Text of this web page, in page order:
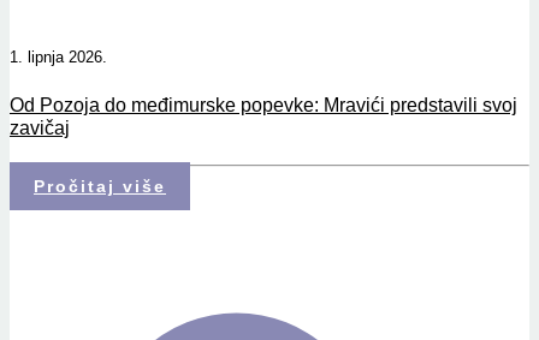
1. lipnja 2026.
Od Pozoja do međimurske popevke: Mravići predstavili svoj
zavičaj
Pročitaj više